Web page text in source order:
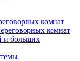
комнат
комнат
и больших